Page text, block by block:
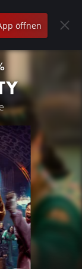
öffnen